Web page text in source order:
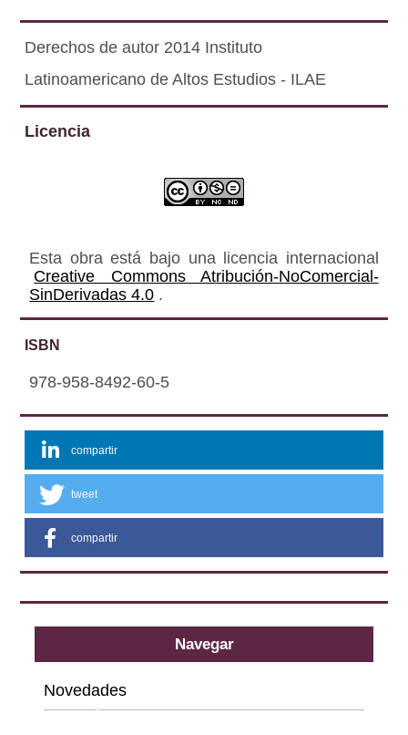
Derechos de autor 2014 Instituto
Latinoamericano de Altos Estudios - ILAE
Licencia
Esta obra está bajo una licencia internacional
Creative Commons Atribución-NoComercial-
SinDerivadas 4.0 .
ISBN
978-958-8492-60-5
compartir
tweet
compartir
Navegar
Novedades
Categorías